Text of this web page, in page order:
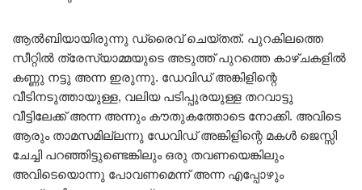
ആൽബിയായിരുന്നു ഡ്രൈവ് ചെയ്തത്. പുറകിലത്തെ
സീറ്റിൽ ത്രേസ്യാമ്മയുടെ അടുത്ത് പുറത്തെ കാഴ്ചകളിൽ
കണ്ണു നട്ടു അന്ന ഇരുന്നു. ഡേവിഡ് അങ്കിളിന്റെ
വീടിനടുത്തായുള്ള, വലിയ പടിപ്പുരയുള്ള തറവാട്ടു
വീട്ടിലേക്ക് അന്ന അന്നും കൗതുകത്തോടെ നോക്കി. അവിടെ
ആരും താമസമില്ലന്നു ഡേവിഡ് അങ്കിളിന്റെ മകൾ ജെസ്സി
ചേച്ചി പറഞ്ഞിട്ടുണ്ടെങ്കിലും ഒരു തവണയെങ്കിലും
അവിടെയൊന്നു പോവണമെന്ന് അന്ന എപ്പോഴും